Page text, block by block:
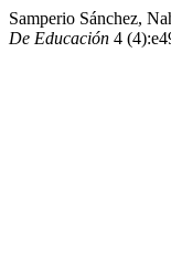
Samperio Sánchez,
De Educación 4